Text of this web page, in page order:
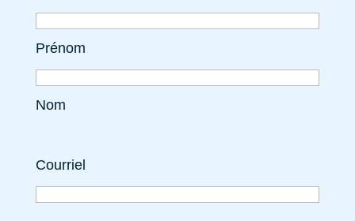
Prénom
Nom
Courriel